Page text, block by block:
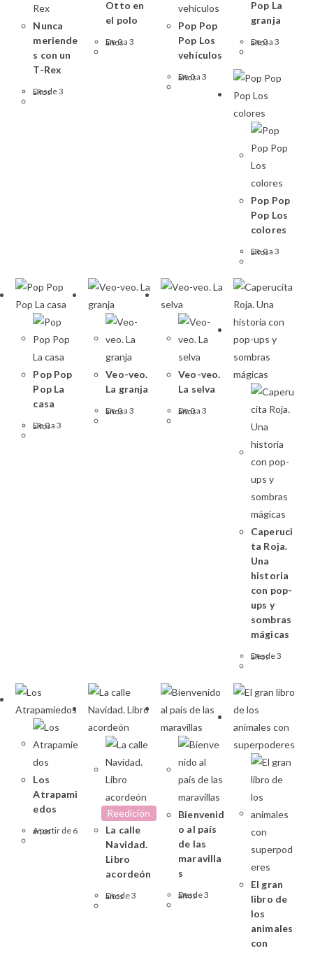
Nunca
meriende
s con un
T-Rex
Desde 3 años
Otto en
el polo
De 0 a 3 años
Pop Pop
Pop Los
vehículos
De 0 a 3 años
Pop La
granja
De 0 a 3 años
Pop Pop
Pop Los
colores
De 0 a 3 años
Pop Pop
Pop La
casa
De 0 a 3 años
Veo-veo.
La granja
De 0 a 3 años
Veo-veo.
La selva
De 0 a 3 años
Caperuci
ta Roja.
Una
historia
con pop-
ups y
sombras
mágicas
Desde 3 años
Los
Atrapami
edos
A partir de 6 años
Reedición
La calle
Navidad.
Libro
acordeón
Desde 3 años
Bienvenid
o al país
de las
maravilla
s
Desde 3 años
El gran
libro de
los
animales
con